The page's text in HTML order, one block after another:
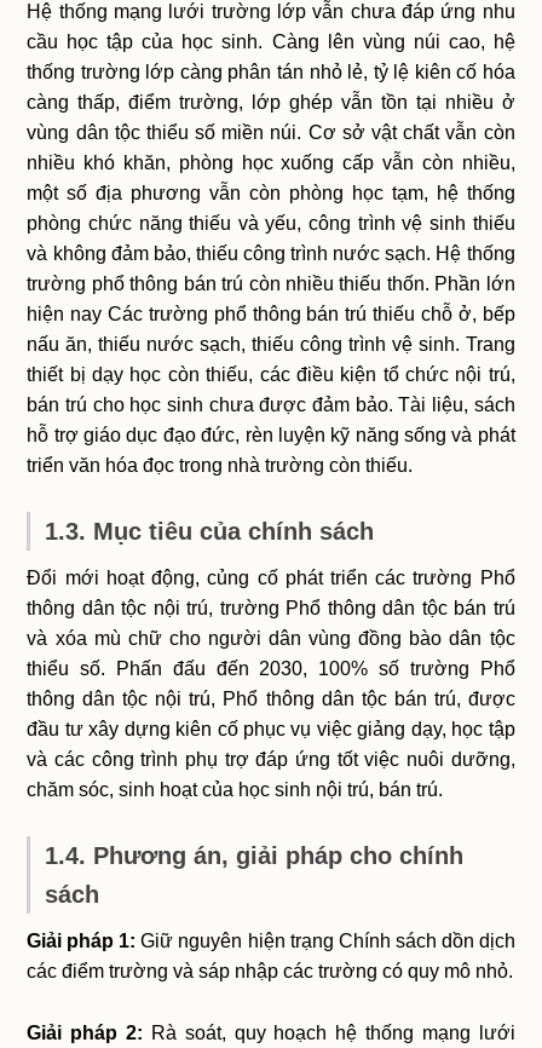
Hệ thống mạng lưới trường lớp vẫn chưa đáp ứng nhu
cầu học tập của học sinh. Càng lên vùng núi cao, hệ
thống trường lớp càng phân tán nhỏ lẻ, tỷ lệ kiên cố hóa
càng thấp, điểm trường, lớp ghép vẫn tồn tại nhiều ở
vùng dân tộc thiểu số miền núi. Cơ sở vật chất vẫn còn
nhiều khó khăn, phòng học xuống cấp vẫn còn nhiều,
một số địa phương vẫn còn phòng học tạm, hệ thống
phòng chức năng thiếu và yếu, công trình vệ sinh thiếu
và không đảm bảo, thiếu công trình nước sạch. Hệ thống
trường phổ thông bán trú còn nhiều thiếu thốn. Phần lớn
hiện nay Các trường phổ thông bán trú thiếu chỗ ở, bếp
nấu ăn, thiếu nước sạch, thiếu công trình vệ sinh. Trang
thiết bị dạy học còn thiếu, các điều kiện tổ chức nội trú,
bán trú cho học sinh chưa được đảm bảo. Tài liệu, sách
hỗ trợ giáo dục đạo đức, rèn luyện kỹ năng sống và phát
triển văn hóa đọc trong nhà trường còn thiếu.
1.3. Mục tiêu của chính sách
Đổi mới hoạt động, củng cố phát triển các trường Phổ
thông dân tộc nội trú, trường Phổ thông dân tộc bán trú
và xóa mù chữ cho người dân vùng đồng bào dân tộc
thiểu số. Phấn đấu đến 2030, 100% số trường Phổ
thông dân tộc nội trú, Phổ thông dân tộc bán trú, được
đầu tư xây dựng kiên cố phục vụ việc giảng dạy, học tập
và các công trình phụ trợ đáp ứng tốt việc nuôi dưỡng,
chăm sóc, sinh hoạt của học sinh nội trú, bán trú.
1.4. Phương án, giải pháp cho chính
sách
Giải pháp 1: Giữ nguyên hiện trạng Chính sách dồn dịch
các điểm trường và sáp nhập các trường có quy mô nhỏ.
Giải pháp 2: Rà soát, quy hoạch hệ thống mạng lưới